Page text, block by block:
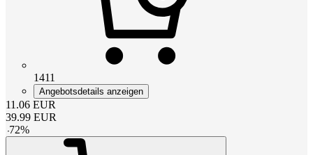
1411
Angebotsdetails anzeigen
11.06 EUR
39.99 EUR
-72%